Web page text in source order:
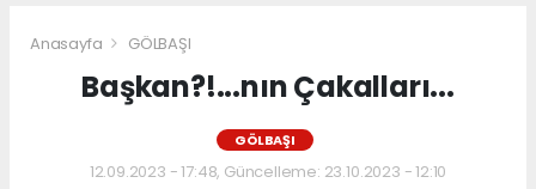
Anasayfa GÖLBAŞI
Başkan?!...nın Çakalları...
GÖLBAŞI
12.09.2023 - 17:48, Güncelleme: 23.10.2023 - 12:10